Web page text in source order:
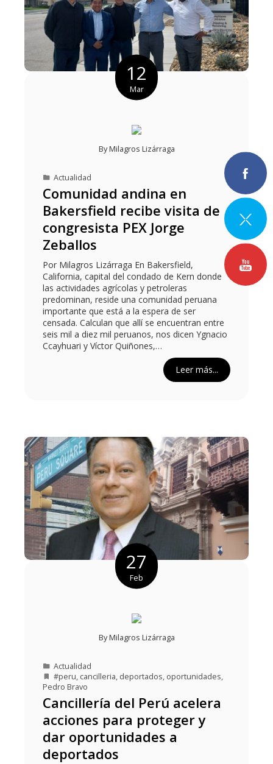
12
Mar
ByMilagros Lizárraga
Actualidad
Comunidad andina en
Bakersfield recibe visita de
congresista PEX Jorge
Zeballos
Por Milagros Lizárraga En Bakersfield,
California, capital del condado de Kern donde
las actividades agrícolas y petroleras
predominan, reside una comunidad peruana
importante que está a la espera de ser
censada. Calculan que allí se encuentran entre
seis mil a diez mil peruanos, nos dicen Ygnacio
Ccayhuari y Víctor Quiñones,…
Leer más...
27
Feb
ByMilagros Lizárraga
Actualidad
#peru, cancilleria, deportados, oportunidades,
Pedro Bravo
Cancillería del Perú acelera
acciones para proteger y
dar oportunidades a
deportados